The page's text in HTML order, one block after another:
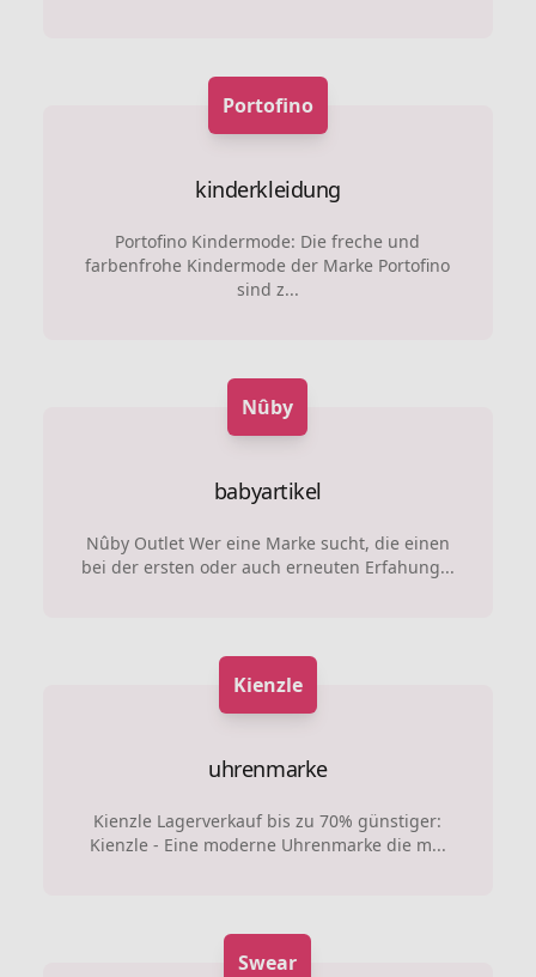
Portofino
kinderkleidung
Portofino Kindermode: Die freche und
farbenfrohe Kindermode der Marke Portofino
sind z...
Nûby
babyartikel
Nûby Outlet Wer eine Marke sucht, die einen
bei der ersten oder auch erneuten Erfahung...
Kienzle
uhrenmarke
Kienzle Lagerverkauf bis zu 70% günstiger:
Kienzle - Eine moderne Uhrenmarke die m...
Swear